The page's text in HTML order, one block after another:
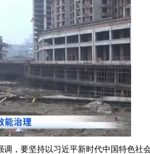
调，要坚持以习近平新时代中国特色社